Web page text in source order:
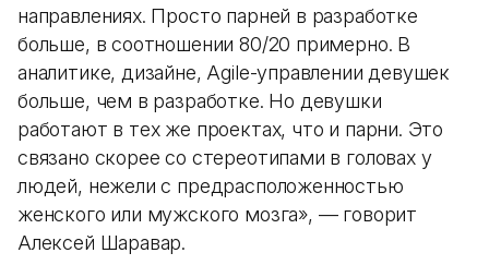
направлениях. Просто парней в разработке
больше, в соотношении 80/20 примерно. В
аналитике, дизайне, Agile-управлении девушек
больше, чем в разработке. Но девушки
работают в тех же проектах, что и парни. Это
связано скорее со стереотипами в головах у
людей, нежели с предрасположенностью
женского или мужского мозга», — говорит
Алексей Шаравар.